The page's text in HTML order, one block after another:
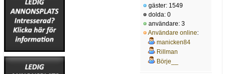
gäster: 1549
dolda: 0
användare: 3
Användare online:
manicken84
Rillman
Börje__